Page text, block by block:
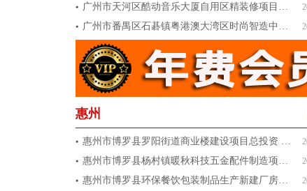
广州市天河区酷动音乐大厦自用区精装修项目总投资 3000万元
广州市番禺区石碁镇粤港澳大湾区时尚智造中心项目B区总投资 5
惠州
惠州市博罗县罗阳街道商业楼建设项目总投资 8000万元
惠州市博罗县杨村镇暖秋科技五金配件制造项目总投资 8000万
惠州市博罗县环保餐饮包装制品生产新建厂房项目总投资 2500